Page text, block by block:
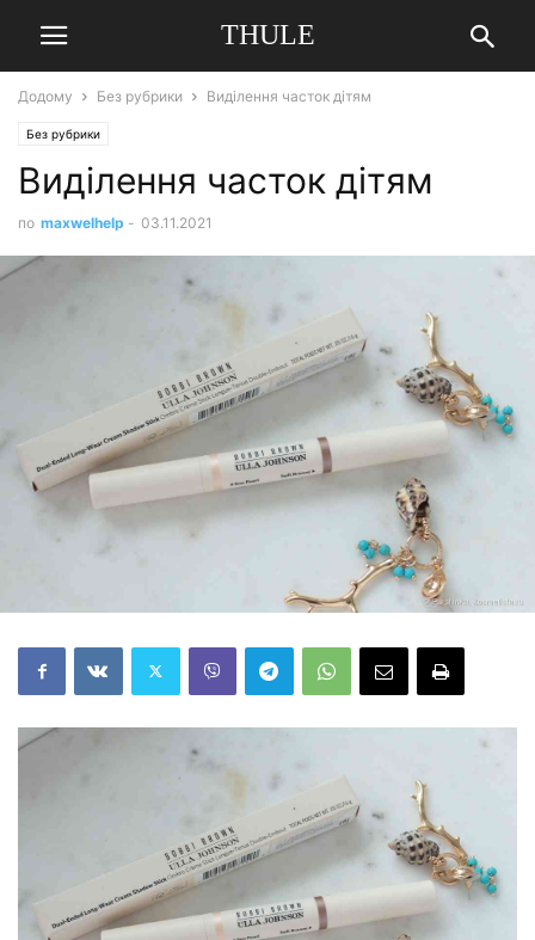
THULE
Додому Без рубрики Виділення часток дітям
Без рубрики
Виділення часток дітям
по maxwelhelp - 03.11.2021